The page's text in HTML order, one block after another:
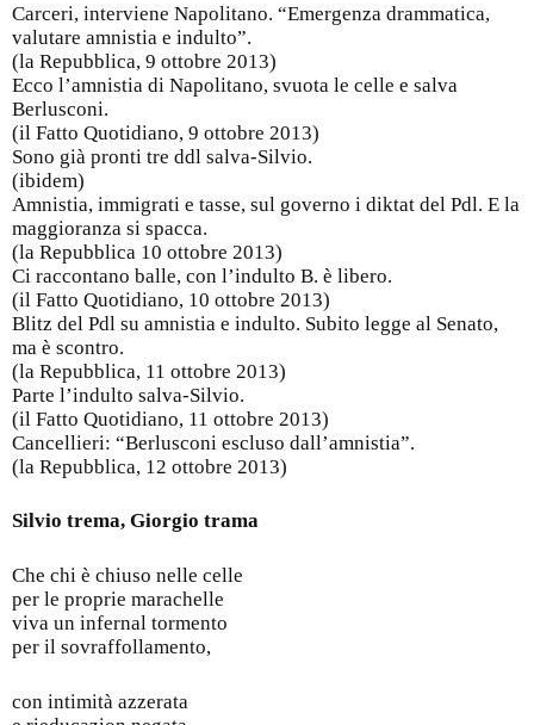
Carceri, interviene Napolitano. “Emergenza drammatica,
valutare amnistia e indulto”.
(la Repubblica, 9 ottobre 2013)
Ecco l’amnistia di Napolitano, svuota le celle e salva
Berlusconi.
(il Fatto Quotidiano, 9 ottobre 2013)
Sono già pronti tre ddl salva-Silvio.
(ibidem)
Amnistia, immigrati e tasse, sul governo i diktat del Pdl. E la
maggioranza si spacca.
(la Repubblica 10 ottobre 2013)
Ci raccontano balle, con l’indulto B. è libero.
(il Fatto Quotidiano, 10 ottobre 2013)
Blitz del Pdl su amnistia e indulto. Subito legge al Senato,
ma è scontro.
(la Repubblica, 11 ottobre 2013)
Parte l’indulto salva-Silvio.
(il Fatto Quotidiano, 11 ottobre 2013)
Cancellieri: “Berlusconi escluso dall’amnistia”.
(la Repubblica, 12 ottobre 2013)
Silvio trema, Giorgio trama
Che chi è chiuso nelle celle
per le proprie marachelle
viva un infernal tormento
per il sovraffollamento,
con intimità azzerata